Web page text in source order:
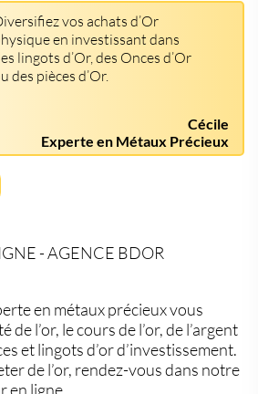
vos achats d’Or
en investissant dans
lingots d’Or, des Onces d’Or
des pièces d’Or.
Cécile
Experte en Métaux Précieux
- AGENCE BDOR
en métaux précieux vous
de l’or, le cours de l’or, de l’argent
et lingots d’or d’investissement.
de l’or, rendez-vous dans notre
en ligne.